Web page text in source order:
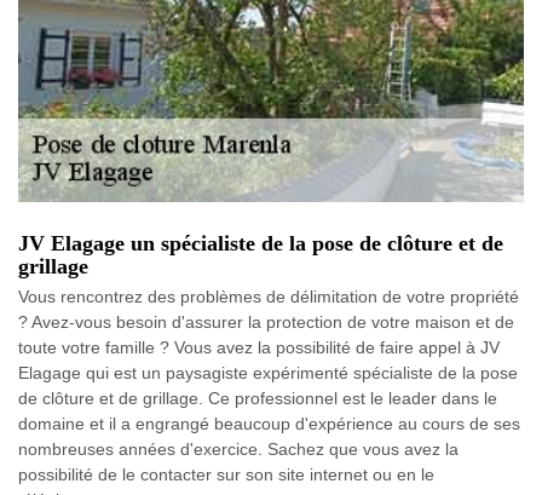
JV Elagage un spécialiste de la pose de clôture et de
grillage
Vous rencontrez des problèmes de délimitation de votre propriété
? Avez-vous besoin d'assurer la protection de votre maison et de
toute votre famille ? Vous avez la possibilité de faire appel à JV
Elagage qui est un paysagiste expérimenté spécialiste de la pose
de clôture et de grillage. Ce professionnel est le leader dans le
domaine et il a engrangé beaucoup d'expérience au cours de ses
nombreuses années d'exercice. Sachez que vous avez la
possibilité de le contacter sur son site internet ou en le